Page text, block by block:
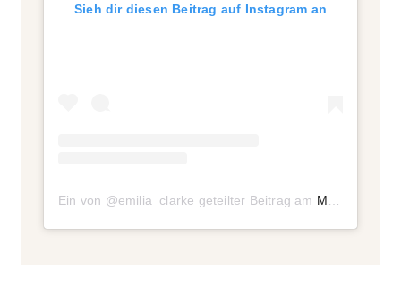
Sieh dir diesen Beitrag auf Instagram an
Ein von @emilia_clarke geteilter Beitrag am Mai 11, 2018 um 9:36 PDT